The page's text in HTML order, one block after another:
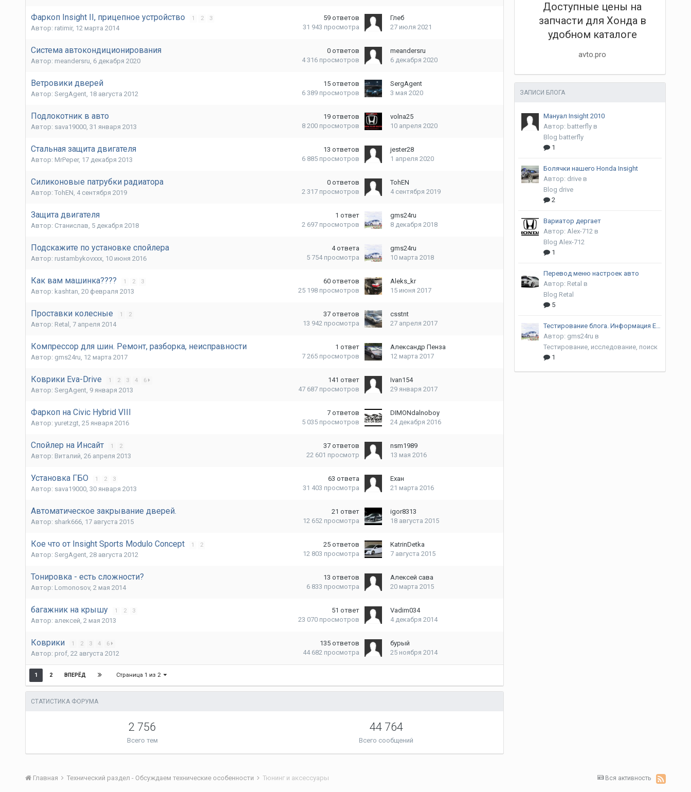
Фаркоп Insight II, прицепное устройство 1 2 3
Автор: ratimir, 12 марта 2014
59 ответов
31 943 просмотра
Глеб
27 июля 2021
Система автокондиционирования
Автор: meandersru, 6 декабря 2020
0 ответов
4 316 просмотров
meandersru
6 декабря 2020
Ветровики дверей
Автор: SergAgent, 18 августа 2012
15 ответов
6 389 просмотров
SergAgent
3 мая 2020
Подлокотник в авто
Автор: sava19000, 31 января 2013
19 ответов
8 200 просмотров
volna25
10 апреля 2020
Стальная защита двигателя
Автор: MrPeper, 17 декабря 2013
13 ответов
6 885 просмотров
jester28
1 апреля 2020
Силиконовые патрубки радиатора
Автор: TohEN, 4 сентября 2019
0 ответов
2 317 просмотров
TohEN
4 сентября 2019
Защита двигателя
Автор: Станислав, 5 декабря 2018
1 ответ
2 697 просмотров
gms24ru
8 декабря 2018
Подскажите по установке спойлера
Автор: rustambykovxxx, 10 июня 2016
4 ответа
5 754 просмотра
gms24ru
10 марта 2018
Как вам машинка???? 1 2 3
Автор: kashtan, 20 февраля 2013
60 ответов
25 198 просмотров
Aleks_kr
15 июня 2017
Проставки колесные 1 2
Автор: Retal , 7 апреля 2014
37 ответов
13 942 просмотра
csstnt
27 апреля 2017
Компрессор для шин. Ремонт, разборка, неисправности
Автор: gms24ru, 12 марта 2017
1 ответ
7 265 просмотров
Александр Пенза
12 марта 2017
Коврики Eva-Drive 1 2 3 4 6
Автор: SergAgent, 9 января 2013
141 ответ
47 687 просмотров
Ivan154
29 января 2017
Фаркоп на Civic Hybrid VIII
Автор: yuretzgt, 25 января 2016
7 ответов
5 035 просмотров
DIMONdalnoboy
24 декабря 2016
Спойлер на Инсайт 1 2
Автор: Виталий, 26 апреля 2013
37 ответов
22 601 просмотр
nsm1989
13 мая 2016
Установка ГБО 1 2 3
Автор: sava19000, 30 января 2013
63 ответа
31 403 просмотра
Ехан
21 марта 2016
Автоматическое закрывание дверей.
Автор: shark666, 17 августа 2015
21 ответ
12 652 просмотра
igor8313
18 августа 2015
Кое что от Insight Sports Modulo Concept 1 2
Автор: SergAgent, 28 августа 2012
25 ответов
12 803 просмотра
KatrinDetka
7 августа 2015
Тонировка - есть сложности?
Автор: Lomonosov, 2 мая 2014
13 ответов
6 833 просмотра
Алексей сава
20 марта 2015
багажник на крышу 1 2 3
Автор: алексей, 2 мая 2013
51 ответ
23 070 просмотров
Vadim034
4 декабря 2014
Коврики 1 2 3 4 6
Автор: prof, 22 августа 2012
135 ответов
44 682 просмотра
бурый
25 ноября 2014
1 2 ВПЕРЁД Страница 1 из 2
СТАТИСТИКА ФОРУМА
2 756
Всего тем
44 764
Всего сообщений
Доступные цены на
запчасти для Хонда в
удобном каталоге
avto.pro
ЗАПИСИ БЛОГА
Мануал Insight 2010
Автор: batterflyв
Blog batterfly
1
Болячки нашего Honda Insight
Автор: driveв
Blog drive
2
Вариатор дергает
Автор: Alex-712в
Blog Alex-712
1
Перевод меню настроек авто
Автор: Retal в
Blog Retal
5
Тестирование блога. Информация EPA
Автор: gms24ru в
Тестирование, исследование, поиск
1
Вся активность
Главная Технический раздел - Обсуждаем технические особенности Тюнинг и аксессуары